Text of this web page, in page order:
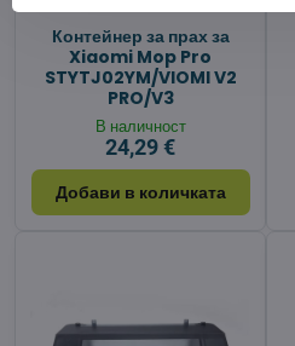
Контейнер за прах за
Xiaomi Mop Pro
STYTJ02YM/VIOMI V2
PRO/V3
В наличност
24,29 €
Добави в количката